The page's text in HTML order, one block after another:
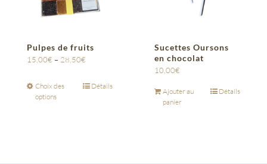
Pulpes de fruits
15,00€ – 28,50€
Choix des
options
Détails
Sucettes Oursons
en chocolat
10,00€
Ajouter au
panier
Détails